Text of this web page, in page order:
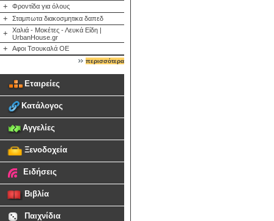
+ Φροντίδα για όλους
+ Σταμπωτα διακοσμητικα δαπεδ
+
Χαλιά - Μοκέτες - Λευκά Είδη |
UrbanHouse.gr
+ Αφοι Τσουκαλά ΟΕ
περισσότερα
Εταιρείες
Κατάλογος
Αγγελίες
Ξενοδοχεία
Ειδήσεις
Βιβλία
Παιχνίδια